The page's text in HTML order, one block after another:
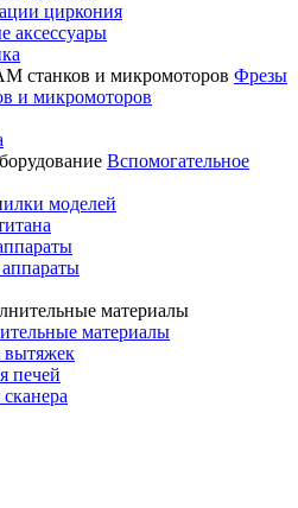
циркония
аксессуары
Фрезы
и микромоторов
Вспомогательное
моделей
материалы
вытяжек
печей